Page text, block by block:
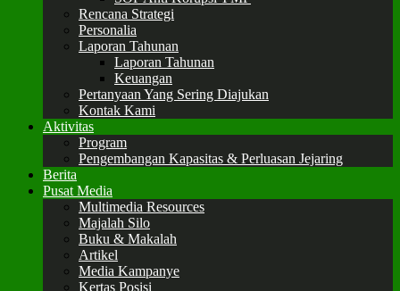
Rencana Strategi
Personalia
Laporan Tahunan
Laporan Tahunan
Keuangan
Pertanyaan Yang Sering Diajukan
Kontak Kami
Aktivitas
Program
Pengembangan Kapasitas & Perluasan Jejaring
Berita
Pusat Media
Multimedia Resources
Majalah Silo
Buku & Makalah
Artikel
Media Kampanye
Kertas Posisi